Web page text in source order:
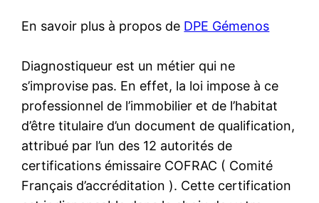
En savoir plus à propos de DPE Gémenos
Diagnostiqueur est un métier qui ne
s’improvise pas. En effet, la loi impose à ce
professionnel de l’immobilier et de l’habitat
d’être titulaire d’un document de qualification,
attribué par l’un des 12 autorités de
certifications émissaire COFRAC ( Comité
Français d’accréditation ). Cette certification